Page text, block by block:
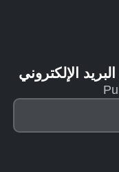
الإلكتروني